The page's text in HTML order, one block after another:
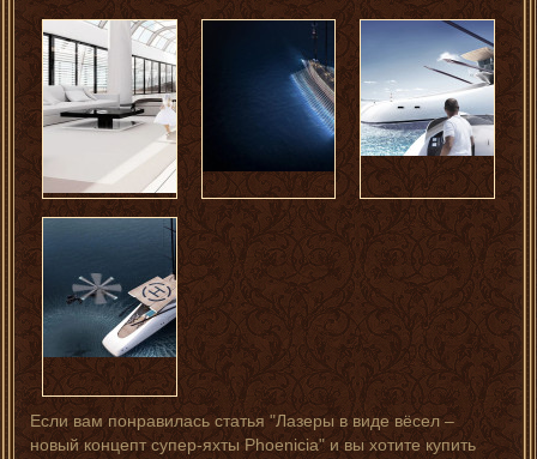
Если вам понравилась статья "Лазеры в виде вёсел –
новый концепт супер-яхты Phoenicia" и вы хотите купить